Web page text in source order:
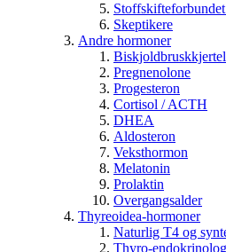
Skeptikere
Andre hormoner
Pregnenolone
Progesteron
Cortisol / ACTH
DHEA
Aldosteron
Veksthormon
Melatonin
Prolaktin
Overgangsalder
Thyreoidea-hormoner
Naturlig T4 og
Thyro-